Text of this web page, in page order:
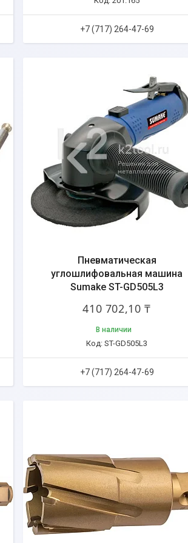
+7 (717) 264-47-69
Пневматическая
углошлифовальная машина
Sumake ST-GD505L3
410 702,10 ₸
В наличии
ST-GD505L3
+7 (717) 264-47-69